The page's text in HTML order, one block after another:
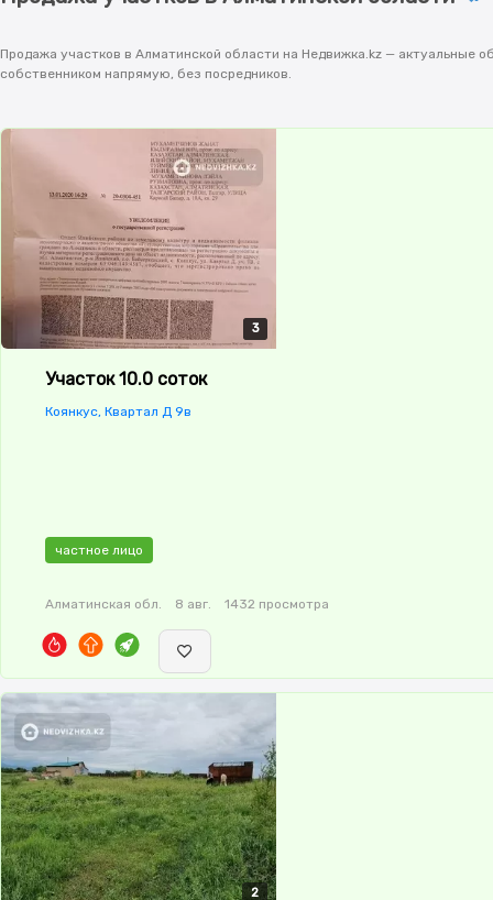
Продажа участков в Алматинской области на Недвижка.kz — актуальные
собственником напрямую, без посредников.
3
3
3
Участок 10.0 соток
Коянкус, Квартал Д 9в
частное лицо
Алматинская обл. 8 авг. 1432 просмотра
2
2